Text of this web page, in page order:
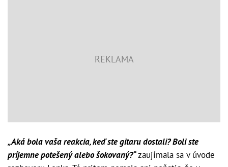
„Aká bola vaša reakcia, keď ste gitaru dostali? Boli ste
príjemne potešený alebo šokovaný?“zaujímala sa v úvode